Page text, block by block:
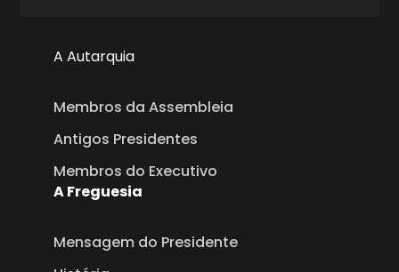
A Autarquia
Membros da Assembleia
Antigos Presidentes
Membros do Executivo
A Freguesia
Mensagem do Presidente